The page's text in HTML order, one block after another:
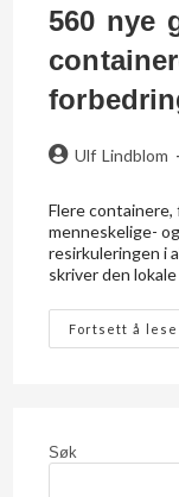
560 nye
Ulf Lindblom
Flere
menneskelige-
resirkuleringen i
skriver den
Fortsett å lese
Søk